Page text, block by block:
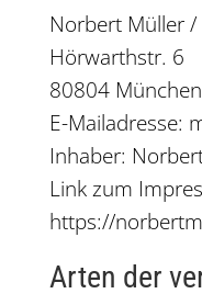
Norbert Müller
Hörwarthstr. 6
80804 München
E-Mailadresse:
Inhaber:
Link zum
https://
Arten der